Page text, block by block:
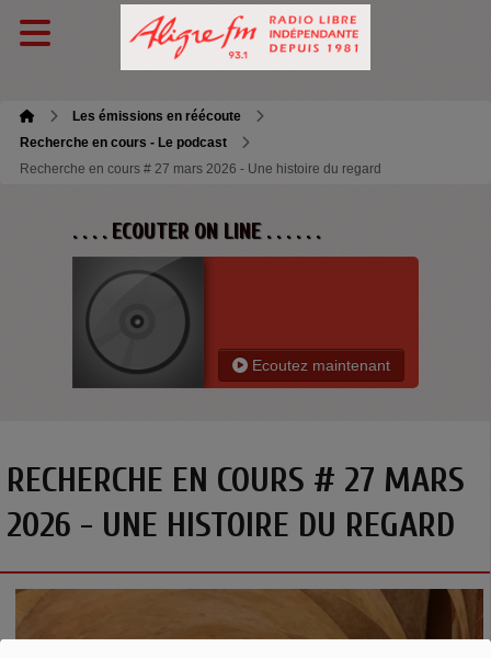
Les émissions en réécoute
Recherche en cours - Le podcast
Recherche en cours # 27 mars 2026 - Une histoire du regard
. . . . ECOUTER ON LINE . . . . . .
Ecoutez maintenant
RECHERCHE EN COURS # 27 MARS
2026 - UNE HISTOIRE DU REGARD